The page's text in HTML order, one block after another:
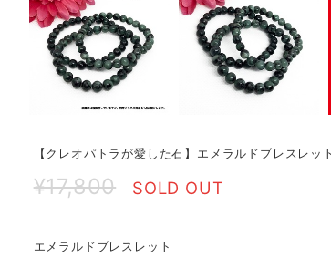
【クレオパトラが愛した石】エメラルドブレスレッ
¥17,800 SOLD OUT
エメラルドブレスレット